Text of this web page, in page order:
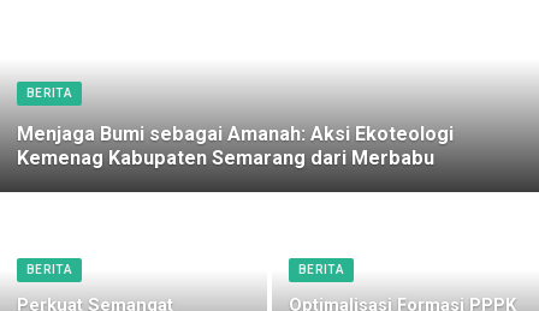
BERITA
Menjaga Bumi sebagai Amanah: Aksi Ekoteologi
Kemenag Kabupaten Semarang dari Merbabu
BERITA
Perkuat Semangat
BERITA
Optimalisasi Formasi PPPK